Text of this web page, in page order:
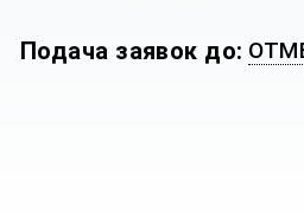
Подача заявок до: